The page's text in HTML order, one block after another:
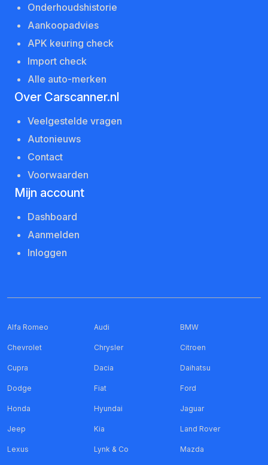
Onderhoudshistorie
Aankoopadvies
APK keuring check
Import check
Alle auto-merken
Over Carscanner.nl
Veelgestelde vragen
Autonieuws
Contact
Voorwaarden
Mijn account
Dashboard
Aanmelden
Inloggen
Alfa Romeo Audi BMW
Chevrolet Chrysler Citroen
Cupra Dacia Daihatsu
Dodge Fiat Ford
Honda Hyundai Jaguar
Jeep Kia Land Rover
Lexus Lynk & Co Mazda